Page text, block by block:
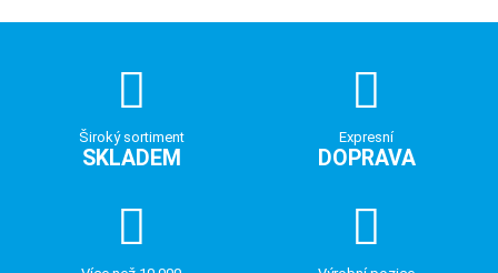
Široký sortiment
SKLADEM
Expresní
DOPRAVA